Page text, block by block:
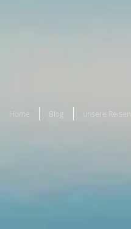
Home Blog unsere Reisen